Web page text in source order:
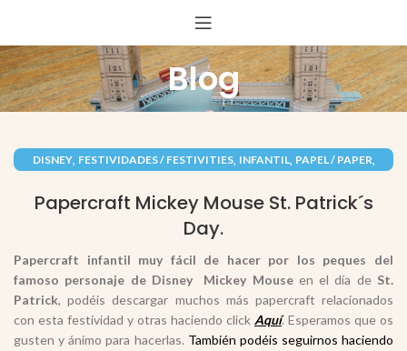
Blog
DISNEY, FESTIVIDADES / FESTIVITIES, INFANTIL, PAPEL / PAPER,
Papercraft Mickey Mouse St. Patrick´s
Day.
Papercraft infantil muy fácil de hacer por los peques del
famoso personaje de Disney Mickey Mouseen el día de St.
Patrick, podéis descargar muchos más papercraft relacionados
con esta festividad y otras haciendo click Aquí. Esperamos que os
gusten y ánimo para hacerlas. También podéis seguirnos haciendo